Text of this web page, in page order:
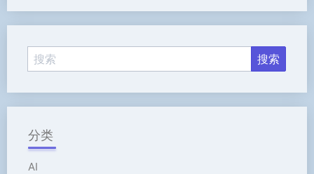
放
分类
AI